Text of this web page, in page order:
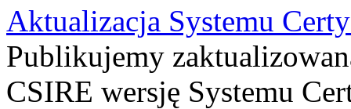
Aktualizacja Systemu
Publikujemy
CSIRE wersję Systemu